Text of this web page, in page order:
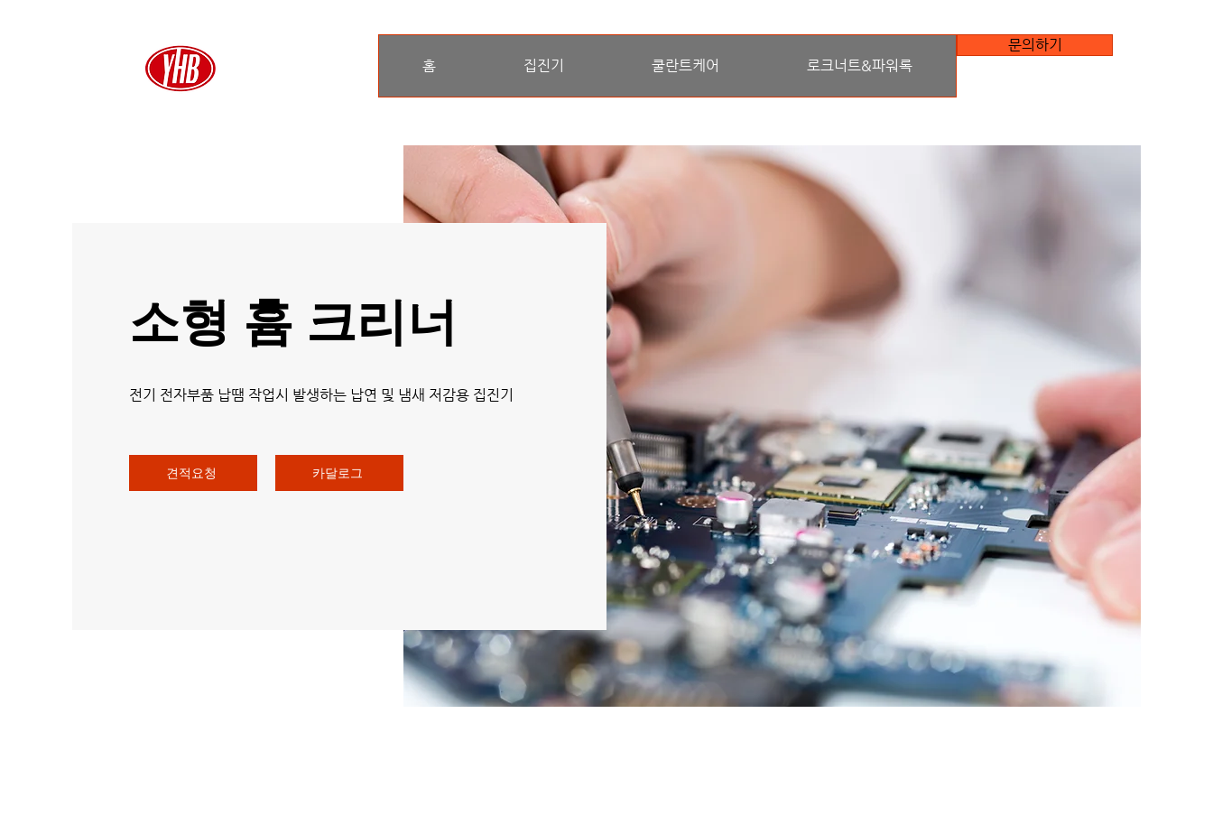
홈 집진기 쿨란트케어 로크너트&파워록
문의하기
소형 흄 크리너
​전기 전자부품 납땜 작업시 발생하는 납연 및 냄새 저감용 집진기
견적요청 카달로그